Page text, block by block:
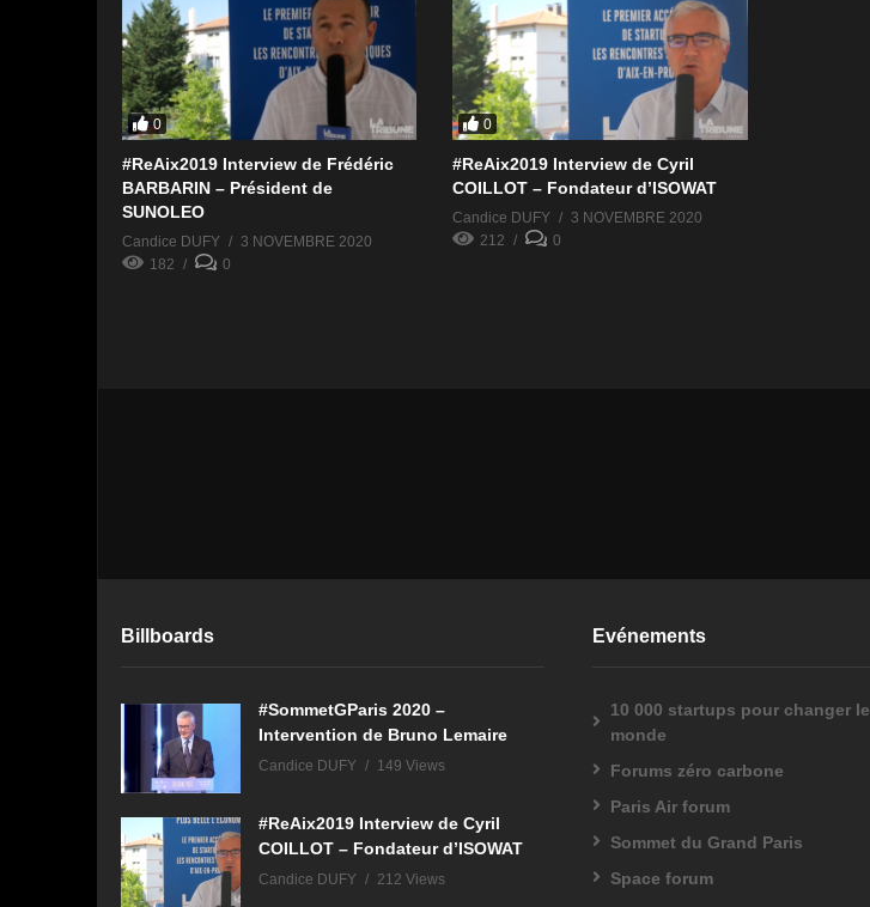
0
#ReAix2019 Interview de Frédéric
BARBARIN – Président de
SUNOLEO
Candice DUFY
3 NOVEMBRE 2020
182
0
0
#ReAix2019 Interview de Cyril
COILLOT – Fondateur d’ISOWAT
Candice DUFY
3 NOVEMBRE 2020
212
0
Billboards
#SommetGParis 2020 –
Intervention de Bruno Lemaire
Candice DUFY 149 Views
#ReAix2019 Interview de Cyril
COILLOT – Fondateur d’ISOWAT
Candice DUFY 212 Views
Evénements
10 000 startups pour changer le
monde
Forums zéro carbone
Paris Air forum
Sommet du Grand Paris
Space forum